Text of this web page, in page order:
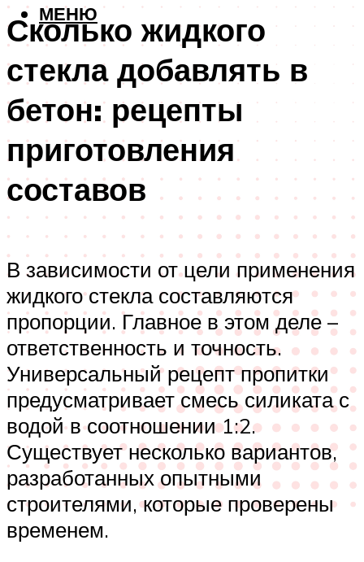
МЕНЮ
Сколько жидкого
стекла добавлять в
бетон: рецепты
приготовления
составов
В зависимости от цели применения
жидкого стекла составляются
пропорции. Главное в этом деле –
ответственность и точность.
Универсальный рецепт пропитки
предусматривает смесь силиката с
водой в соотношении 1:2.
Существует несколько вариантов,
разработанных опытными
строителями, которые проверены
временем.